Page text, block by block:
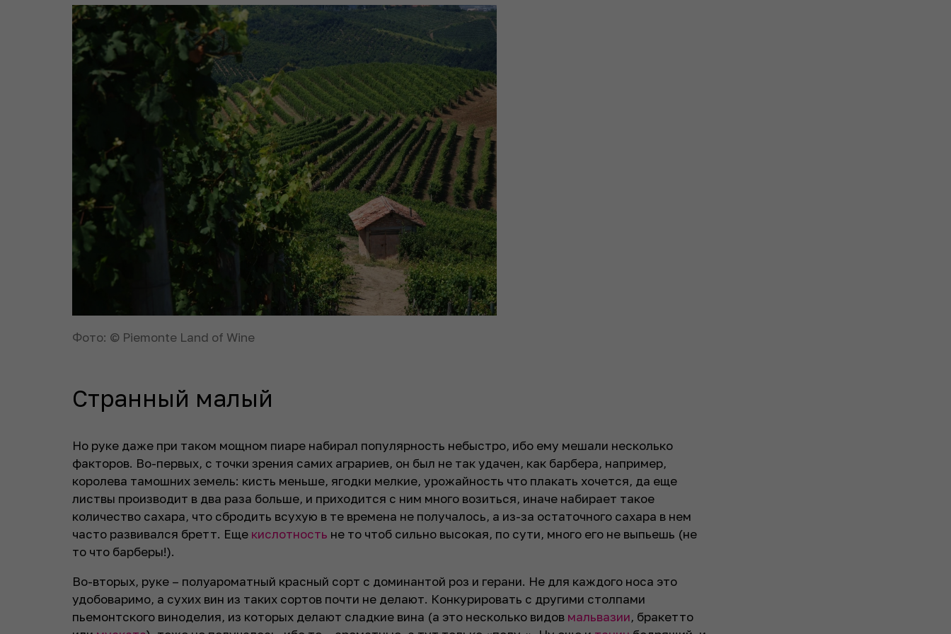
Фото: © Piemonte Land of Wine
Странный малый
Но руке даже при таком мощном пиаре набирал популярность небыстро, ибо ему мешали несколько
факторов. Во-первых, с точки зрения самих аграриев, он был не так удачен, как барбера, например,
королева тамошних земель: кисть меньше, ягодки мелкие, урожайность что плакать хочется, да еще
листвы производит в два раза больше, и приходится с ним много возиться, иначе набирает такое
количество сахара, что сбродить всухую в те времена не получалось, а из-за остаточного сахара в нем
часто развивался бретт. Еще кислотность не то чтоб сильно высокая, по сути, много его не выпьешь (не
то что барберы!).
Во-вторых, руке – полуароматный красный сорт с доминантой роз и герани. Не для каждого носа это
удобоваримо, а сухих вин из таких сортов почти не делают. Конкурировать с другими столпами
пьемонтского виноделия, из которых делают сладкие вина (а это несколько видов мальвазии, бракетто